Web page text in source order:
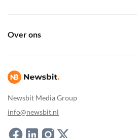
Newsbit Media Group
info@newsbit.nl
Over ons